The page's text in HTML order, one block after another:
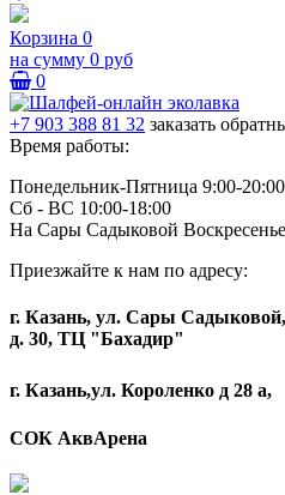
Корзина 0
на сумму 0 руб
0
+7 903 388 81 32 заказать
Время работы:
Понедельник-Пятница 9:00-20:00
Сб - ВС 10:00-18:00
На Сары Садыковой
Приезжайте к нам по адресу:
г. Казань, ул. Сары Садыковой,
д. 30, ТЦ "Бахадир"
г. Казань,ул. Короленко д 28 а,
СОК АквАрена